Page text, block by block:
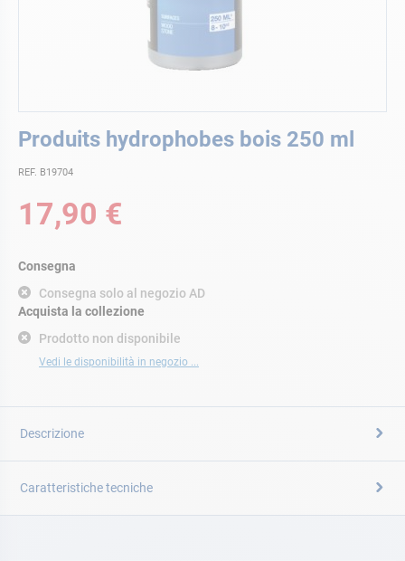
Produits hydrophobes bois 250 ml
REF. B19704
17,90 €
Consegna
Consegna solo al negozio AD
Prodotto non disponibile
Vedi le disponibilità in negozio ...
Acquista la collezione
all'inizio
galleria
immagini
Descrizione
Caratteristiche tecniche